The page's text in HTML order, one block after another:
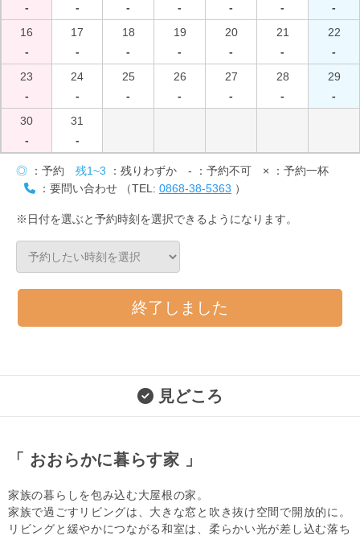
-
-
-
-
-
-
-
16
-
17
-
18
-
19
-
20
-
21
-
22
-
23
-
24
-
25
-
26
-
27
-
28
-
29
-
30
-
31
-
◎ ：予約 残1~3 ：残りわずか - ：予約不可 × ：予約一杯
：要問い合わせ （TEL: 0868-38-5363 ）
※日付を選ぶと予約時刻を選択できるようになります。
終了しました
見どころ
「 おおらかに暮らす家 」
家族の暮らしを包み込む大屋根の家。
家族で過ごすリビングは、大きな窓と吹き抜け空間で開放的に。
リビングと緩やかにつながる和室は、柔らかい光が差し込む落ち